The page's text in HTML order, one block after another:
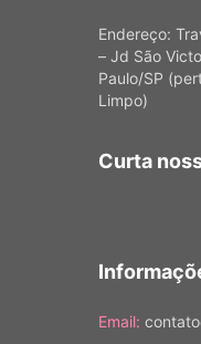
Endereço:
– Jd São
Paulo/SP
Limpo)
Curta
Email: